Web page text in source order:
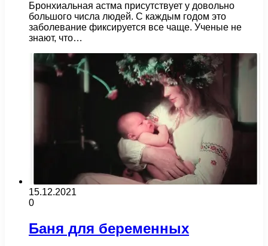
Бронхиальная астма присутствует у довольно
большого числа людей. С каждым годом это
заболевание фиксируется все чаще. Ученые не
знают, что…
15.12.2021
0
Баня для беременных